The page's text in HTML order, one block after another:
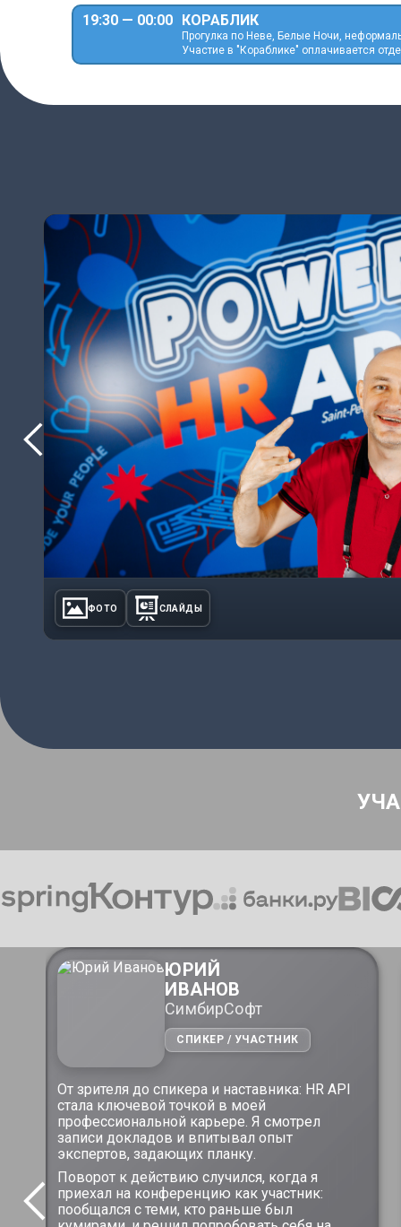
19:30 — 00:00 КОРАБЛИК
Прогулка по Неве, Белые Ночи,
Участие в "Кораблике" оплачивается
ФОТО СЛАЙДЫ
ЮРИЙ
ИВАНОВ
СимбирСофт
СПИКЕР / УЧАСТНИК
От зрителя до спикера и наставника: HR API
стала ключевой точкой в моей
профессиональной карьере. Я смотрел
записи докладов и впитывал опыт
экспертов, задающих планку.
Поворот к действию случился, когда я
приехал на конференцию как участник:
пообщался с теми, кто раньше был